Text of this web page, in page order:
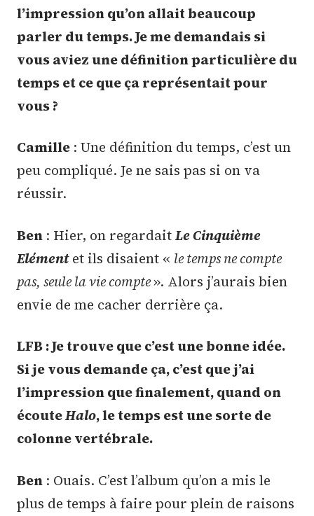
l’impression qu’on allait beaucoup
parler du temps. Je me demandais si
vous aviez une définition particulière du
temps et ce que ça représentait pour
vous ?
Camille : Une définition du temps, c’est un
peu compliqué. Je ne sais pas si on va
réussir.
Ben : Hier, on regardaitLe Cinquième
Elémentet ils disaient « le temps ne compte
pas, seule la vie compte». Alors j’aurais bien
envie de me cacher derrière ça.
LFB : Je trouve que c’est une bonne idée.
Si je vous demande ça, c’est que j’ai
l’impression que finalement, quand on
écouteHalo, le temps est une sorte de
colonne vertébrale.
Ben : Ouais. C’est l’album qu’on a mis le
plus de temps à faire pour plein de raisons